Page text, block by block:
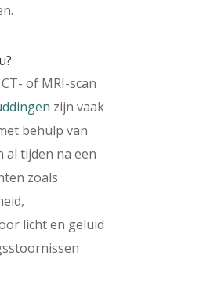
of MRI-scan
zijn vaak
behulp van
al tijden na een
zoals
licht en geluid